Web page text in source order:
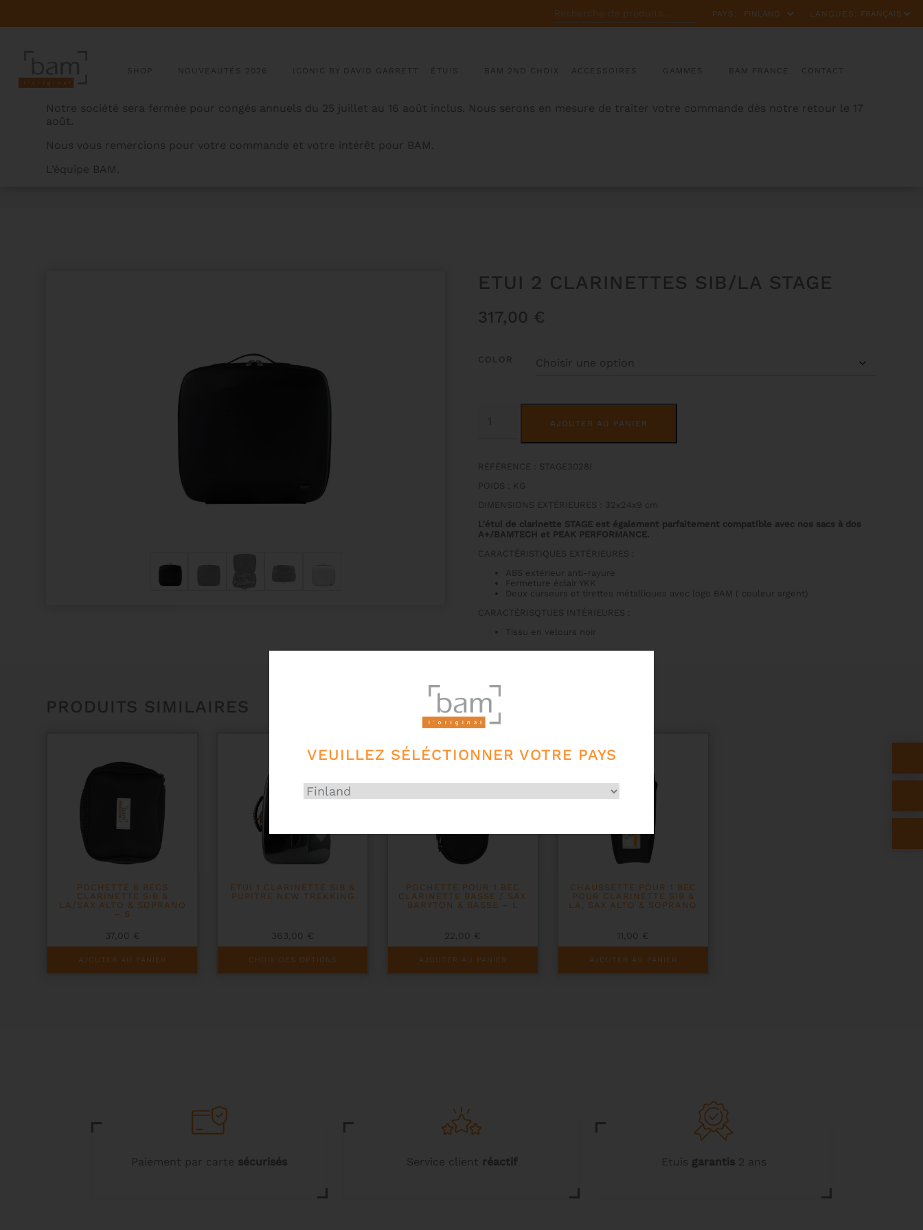
VEUILLEZ SÉLÉCTIONNER VOTRE PAYS
RECHERCHE
POUR :
PAYS: LANGUES:
SHOP NOUVEAUTÉS 2026 ICONIC BY DAVID GARRETT ÉTUIS BAM 2ND CHOIX ACCESSOIRES GAMMES BAM FRANCE CONTACT
Notre société sera fermée pour congés annuels du 25 juillet au 16 août inclus. Nous serons en mesure de traiter votre commande dès notre retour le 17
août.
Nous vous remercions pour votre commande et votre intérêt pour BAM.
L’équipe BAM.
ETUI 2 CLARINETTES SIB/LA STAGE
317,00 €
COLOR
QUANTITÉ
DE
STAGE
AJOUTER AU PANIER
RÉFÉRENCE : STAGE3028I
POIDS : KG
DIMENSIONS EXTÉRIEURES : 32x24x9 cm
L'étui de clarinette STAGE est également parfaitement compatible avec nos sacs à dos
A+/BAMTECH et PEAK PERFORMANCE.
CARACTÉRISTIQUES EXTÉRIEURES :
ABS extérieur anti-rayure
Fermeture éclair YKK
Deux curseurs et tirettes métalliques avec logo BAM ( couleur argent)
CARACTÉRISQTUES INTÉRIEURES :
Tissu en velours noir
PRODUITS SIMILAIRES
POCHETTE 6 BECS
CLARINETTE SIB &
LA/SAX ALTO & SOPRANO
– S
37,00 €
AJOUTER AU PANIER
ETUI 1 CLARINETTE SIB &
PUPITRE NEW TREKKING
363,00 €
CHOIX DES OPTIONS
produit
a
page
du
produit
POCHETTE POUR 1 BEC
CLARINETTE BASSE / SAX
BARYTON & BASSE – L
22,00 €
AJOUTER AU PANIER
CHAUSSETTE POUR 1 BEC
POUR CLARINETTE SIB &
LA, SAX ALTO & SOPRANO
11,00 €
AJOUTER AU PANIER
Paiement par carte sécurisés Service client réactif Etuis garantis2 ans